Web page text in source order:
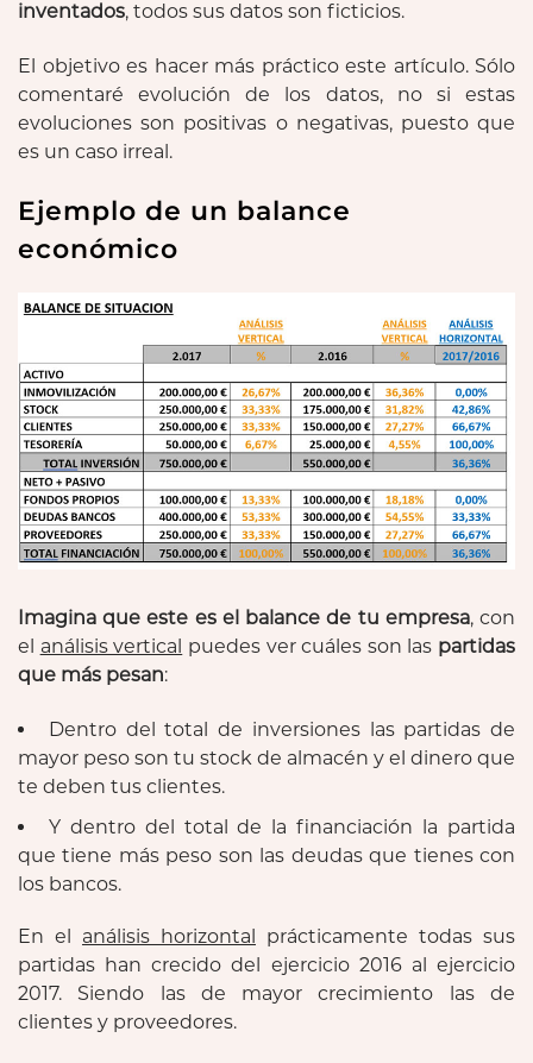
inventados, todos sus datos son ficticios.
El objetivo es hacer más práctico este artículo. Sólo
comentaré evolución de los datos, no si estas
evoluciones son positivas o negativas, puesto que
es un caso irreal.
Ejemplo de un balance
económico
Imagina que este es el balance de tu empresa, con
el análisis vertical puedes ver cuáles son las partidas
que más pesan:
Dentro del total de inversiones las partidas de
mayor peso son tu stock de almacén y el dinero que
te deben tus clientes.
Y dentro del total de la financiación la partida
que tiene más peso son las deudas que tienes con
los bancos.
En el análisis horizontal prácticamente todas sus
partidas han crecido del ejercicio 2016 al ejercicio
2017. Siendo las de mayor crecimiento las de
clientes y proveedores.